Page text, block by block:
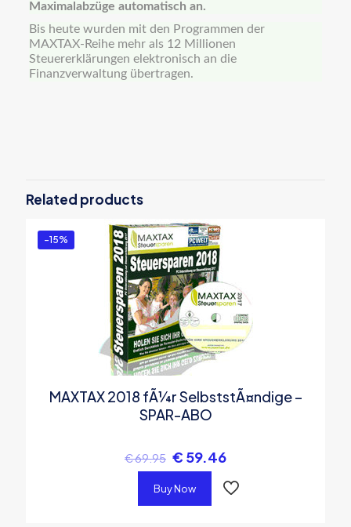
Maximalabzüge automatisch an.
Bis heute wurden mit den Programmen der
MAXTAX-Reihe mehr als 12 Millionen
Steuererklärungen elektronisch an die
Finanzverwaltung übertragen.
fÃ¼r SelbststÃ¤ndige”
You must belogged into post a review.
Related products
-15%
MAXTAX 2018 fÃ¼r SelbststÃ¤ndige –
SPAR-ABO
€69.95 € 59.46
Buy Now